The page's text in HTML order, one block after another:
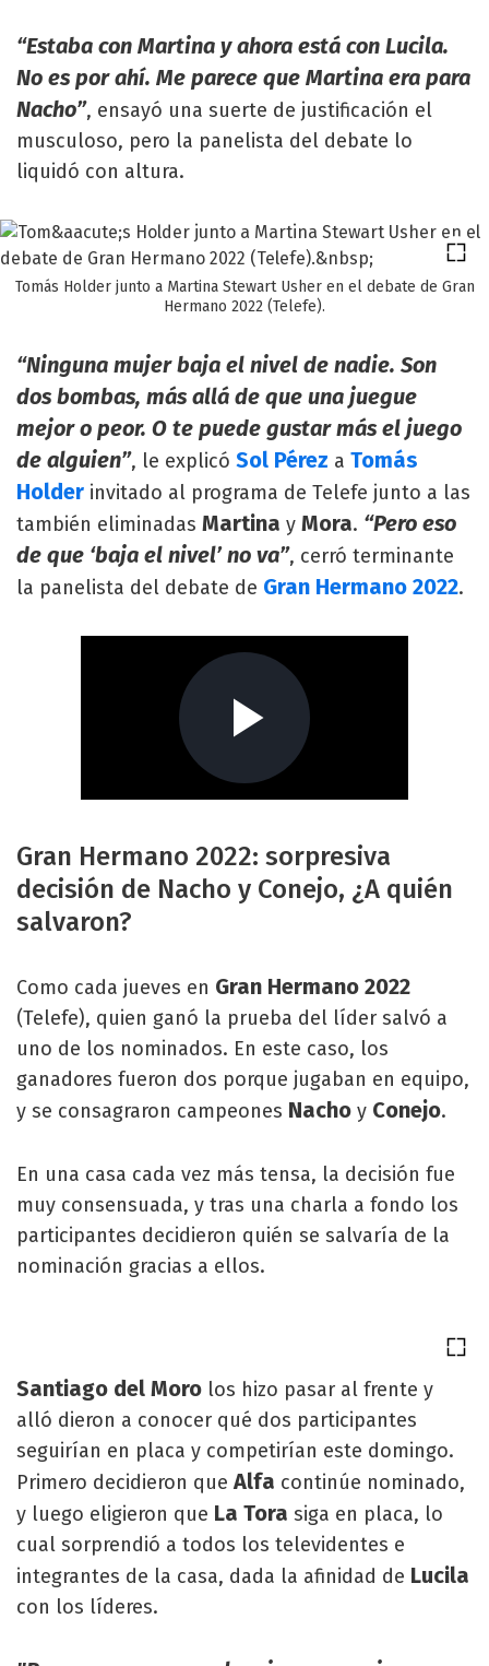
“Estaba con Martina y ahora está con Lucila.
No es por ahí. Me parece que Martina era para
Nacho”, ensayó una suerte de justificación el
musculoso, pero la panelista del debate lo
liquidó con altura.
Tomás Holder junto a Martina Stewart Usher en el debate de Gran
Hermano 2022 (Telefe).
“Ninguna mujer baja el nivel de nadie. Son
dos bombas, más allá de que una juegue
mejor o peor. O te puede gustar más el juego
de alguien”, le explicó Sol Pérez a Tomás
Holder invitado al programa de Telefe junto a las
también eliminadas Martina y Mora. “Pero eso
de que ‘baja el nivel’ no va”, cerró terminante
la panelista del debate de Gran Hermano 2022.
Gran Hermano 2022: sorpresiva
decisión de Nacho y Conejo, ¿A quién
salvaron?
Como cada jueves en Gran Hermano 2022
(Telefe), quien ganó la prueba del líder salvó a
uno de los nominados. En este caso, los
ganadores fueron dos porque jugaban en equipo,
y se consagraron campeones Nacho y Conejo.
En una casa cada vez más tensa, la decisión fue
muy consensuada, y tras una charla a fondo los
participantes decidieron quién se salvaría de la
nominación gracias a ellos.
Santiago del Moro los hizo pasar al frente y
alló dieron a conocer qué dos participantes
seguirían en placa y competirían este domingo.
Primero decidieron queAlfa continúe nominado,
y luego eligieron que La Tora siga en placa, lo
cual sorprendió a todos los televidentes e
integrantes de la casa, dada la afinidad de Lucila
con los líderes.